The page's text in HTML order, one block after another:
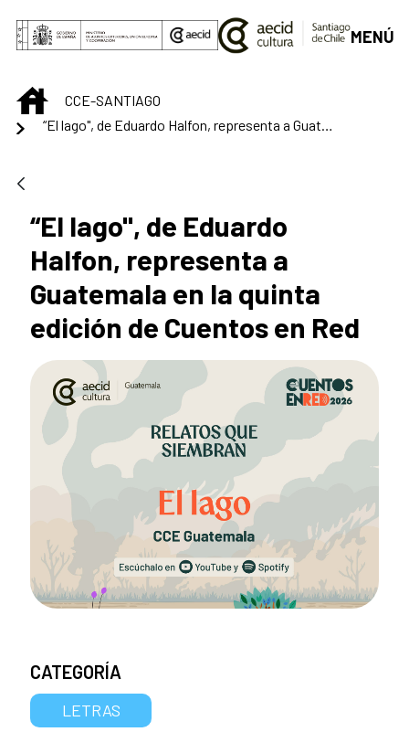
Saltar al contenido principal
MENÚ
INICIOCCE-SANTIAGO
“El lago", de Eduardo
Halfon, representa a
Guatemala en la quinta
edición de Cuentos en Red
CATEGORÍA
LETRAS